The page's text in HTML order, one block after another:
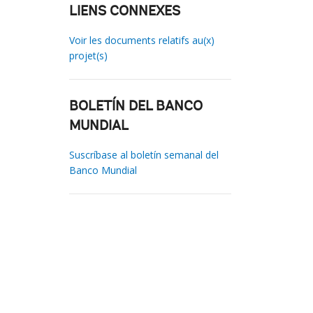
LIENS CONNEXES
Voir les documents relatifs au(x)
projet(s)
BOLETÍN DEL BANCO
MUNDIAL
Suscríbase al boletín semanal del
Banco Mundial